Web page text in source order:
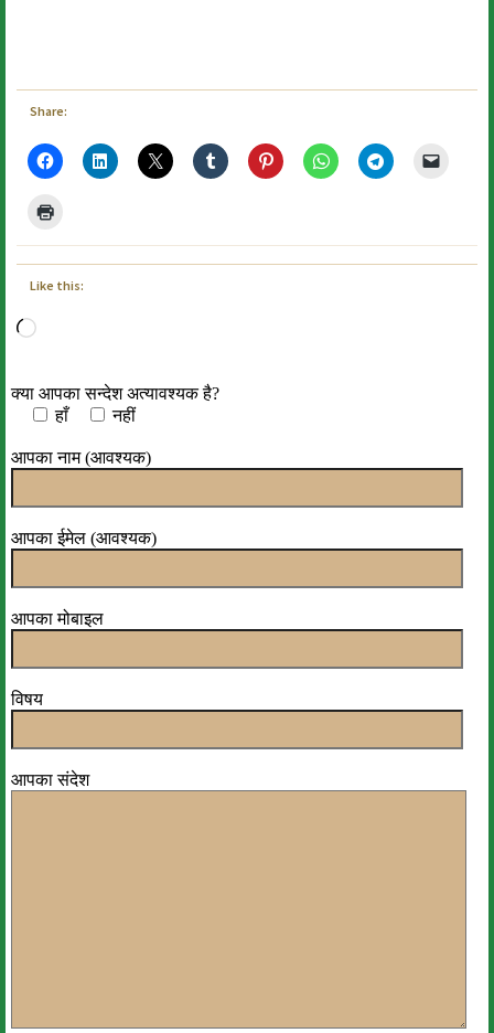
Share:
Like this:
Loading…
क्या आपका सन्देश अत्यावश्यक है?
हाँ
नहीं
आपका नाम (आवश्यक)
आपका ईमेल (आवश्यक)
आपका मोबाइल
विषय
आपका संदेश